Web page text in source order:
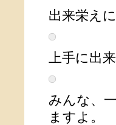
出来栄え
上手に出
みんな、
ますよ。